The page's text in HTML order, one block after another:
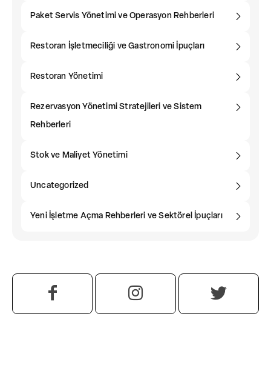
Paket Servis Yönetimi ve Operasyon Rehberleri
Restoran İşletmeciliği ve Gastronomi İpuçları
Restoran Yönetimi
Rezervasyon Yönetimi Stratejileri ve Sistem
Rehberleri
Stok ve Maliyet Yönetimi
Uncategorized
Yeni İşletme Açma Rehberleri ve Sektörel İpuçları